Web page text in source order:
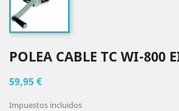
POLEA CABLE TC WI-800
59,95 €
Impuestos incluidos